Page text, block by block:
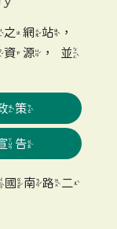
網站，
源，並
策
告
國南路二